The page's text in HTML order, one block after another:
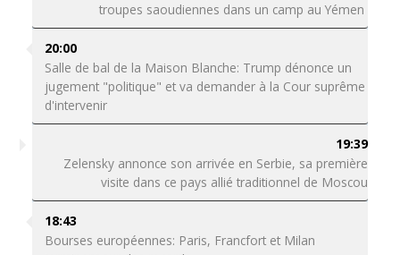
troupes saoudiennes dans un camp au Yémen
20:00
Salle de bal de la Maison Blanche: Trump dénonce un
jugement "politique" et va demander à la Cour suprême
d'intervenir
19:39
Zelensky annonce son arrivée en Serbie, sa première
visite dans ce pays allié traditionnel de Moscou
18:43
Bourses européennes: Paris, Francfort et Milan